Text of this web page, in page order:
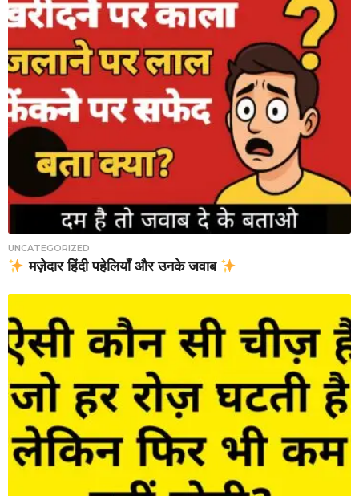
UNCATEGORIZED
मज़ेदार हिंदी पहेलियाँ और उनके जवाब